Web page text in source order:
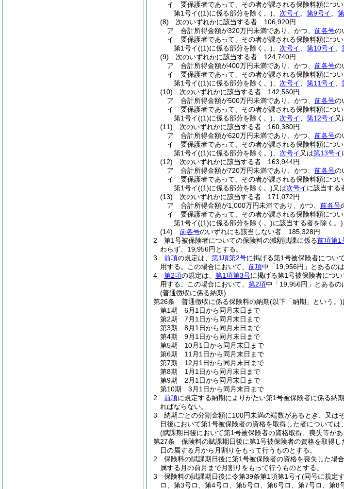
イ
要保護者であって、その者が課される保険料額につ
第1号イ((1)に係る部分を除く。) 次号イ 第9号イ
(8)
次のいずれかに該当する者 106,920円
ア
合計所得金額が320万円未満であり、かつ、 前各号の
イ
要保護者であって、その者が課される保険料額につ
第1号イ((1)に係る部分を除く。) 次号イ 第10号イ
(9)
次のいずれかに該当する者 124,740円
ア
合計所得金額が400万円未満であり、かつ、 前各号の
イ
要保護者であって、その者が課される保険料額につ
第1号イ((1)に係る部分を除く。) 次号イ 第11号イ
(10)
次のいずれかに該当する者 142,560円
ア
合計所得金額が500万円未満であり、かつ、 前各号の
イ
要保護者であって、その者が課される保険料額につ
第1号イ((1)に係る部分を除く。) 次号イ 第12号イ 又
(11)
次のいずれかに該当する者 160,380円
ア
合計所得金額が620万円未満であり、かつ、 前各号の
イ
要保護者であって、その者が課される保険料額につ
第1号イ((1)に係る部分を除く。) 次号イ 又は第13号イ
(12)
次のいずれかに該当する者 163,944円
ア
合計所得金額が720万円未満であり、かつ、 前各号の
イ
要保護者であって、その者が課される保険料額につ
第1号イ((1)に係る部分を除く。)又は次号イに該当する
(13)
次のいずれかに該当する者 171,072円
ア
合計所得金額が1,000万円未満であり、かつ、 前各号
イ
要保護者であって、その者が課される保険料額につ
第1号イ((1)に係る部分を除く。)に該当する者を除く。)
(14)
前各号のいずれにも該当しない者 185,328円
2
第1号被保険者についての保険料の減額賦課に係る前項第1
わらず、19,956円とする。
3
前項の規定は、 第1項第2号に掲げる第1号被保険者につい
用する。
この場合において、 前項中「19,956円」とあるの
4
第2項の規定は、 第1項第3号に掲げる第1号被保険者につ
用する。
この場合において、 第2項中「19,956円」とあるの
(普通徴収に係る納期)
第26条
普通徴収に係る保険料の納期(以下「納期」という。)
第1期 6月1日から同月末日まで
第2期 7月1日から同月末日まで
第3期 8月1日から同月末日まで
第4期 9月1日から同月末日まで
第5期 10月1日から同月末日まで
第6期 11月1日から同月末日まで
第7期 12月1日から同月末日まで
第8期 1月1日から同月末日まで
第9期 2月1日から同月末日まで
第10期 3月1日から同月末日まで
2
前項に規定する納期によりがたい第1号被保険者に係る納
ればならない。
3
納期ごとの分割金額に100円未満の端数があるとき、又は
日後において第1号被保険者の資格を取得した者について
(賦課期日後において第1号被保険者の資格取得、喪失等が
第27条
保険料の賦課期日後に第1号被保険者の資格を取得
日の属する月から月割りをもって行うものとする。
2
保険料の賦課期日後に第1号被保険者の資格を喪失した場
属する月の前月まで月割りをもって行うものとする。
3
保険料の賦課期日後に令第39条第1項第1号イ(同号に規定
ロ、第3号ロ、第4号ロ、第5号ロ、第6号ロ、第7号ロ、第